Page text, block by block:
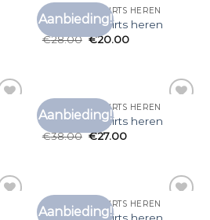
Aanbieding!
aan
GRAPPIGE T SHIRTS HEREN
grappige t shirts heren
€28.00 €20.00
Aanbieding!
aan
GRAPPIGE T SHIRTS HEREN
grappige t shirts heren
€38.00 €27.00
Aanbieding!
GRAPPIGE T SHIRTS HEREN